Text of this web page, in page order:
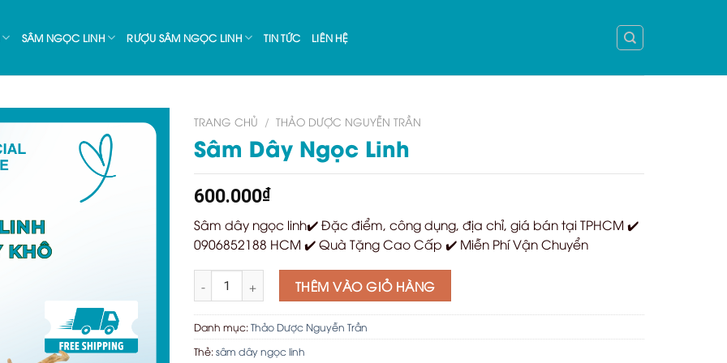
SÂM NGỌC LINH RƯỢU SÂM NGỌC LINH TIN TỨC LIÊN HỆ
TRANG CHỦ / THẢO DƯỢC NGUYỄN TRẦN
Sâm Dây Ngọc Linh
600.000₫
Sâm dây ngọc linh✔️ Đặc điểm, công dụng, địa chỉ, giá bán tại TPHCM ✔️
0906852188 HCM ✔️ Quà Tặng Cao Cấp ✔️ Miễn Phí Vận Chuyển
Sâm Dây Ngọc Linh số lượngTHÊM VÀO GIỎ HÀNG
Danh mục:Thảo Dược Nguyễn Trần
Thẻ:sâm dây ngọc linh